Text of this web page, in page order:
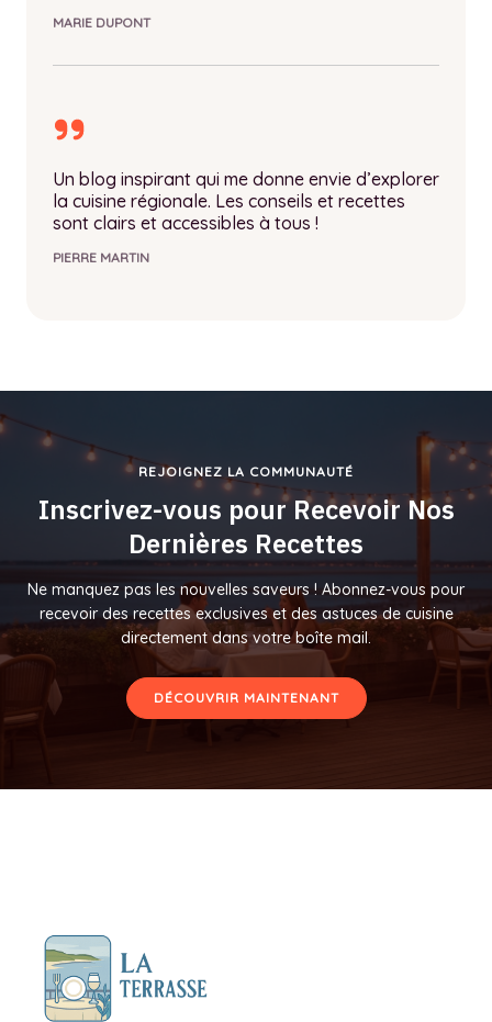
MARIE DUPONT
Un blog inspirant qui me donne envie d’explorer
la cuisine régionale. Les conseils et recettes
sont clairs et accessibles à tous !
PIERRE MARTIN
REJOIGNEZ LA COMMUNAUTÉ
Inscrivez-vous pour Recevoir Nos
Dernières Recettes
Ne manquez pas les nouvelles saveurs ! Abonnez-vous pour
recevoir des recettes exclusives et des astuces de cuisine
directement dans votre boîte mail.
DÉCOUVRIR MAINTENANT